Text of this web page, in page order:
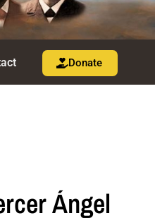
Donate
Ángel